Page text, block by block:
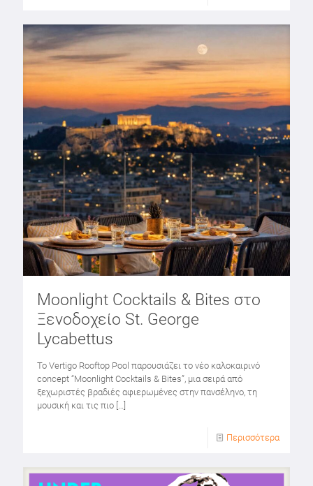
Moonlight Cocktails & Bites στο
Ξενοδοχείο St. George
Lycabettus
Το Vertigo Rooftop Pool παρουσιάζει το νέο καλοκαιρινό
concept “Moonlight Cocktails & Bites”, μια σειρά από
ξεχωριστές βραδιές αφιερωμένες στην πανσέληνο, τη
μουσική και τις πιο […]
Περισσότερα